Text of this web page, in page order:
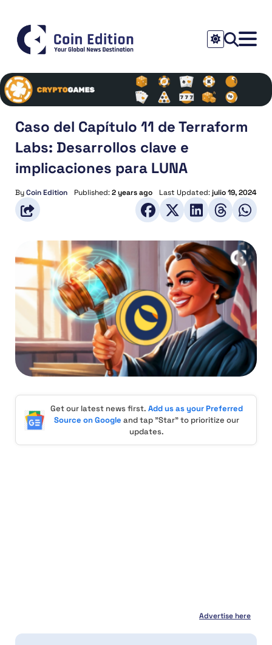
Caso del Capítulo 11 de Terraform
Labs: Desarrollos clave e
implicaciones para LUNA
ByCoin Edition Published:2 years ago Last Updated:julio 19, 2024
Get our latest news first. Add us as your Preferred
Source on Google and tap "Star" to prioritize our
updates.
Advertise here